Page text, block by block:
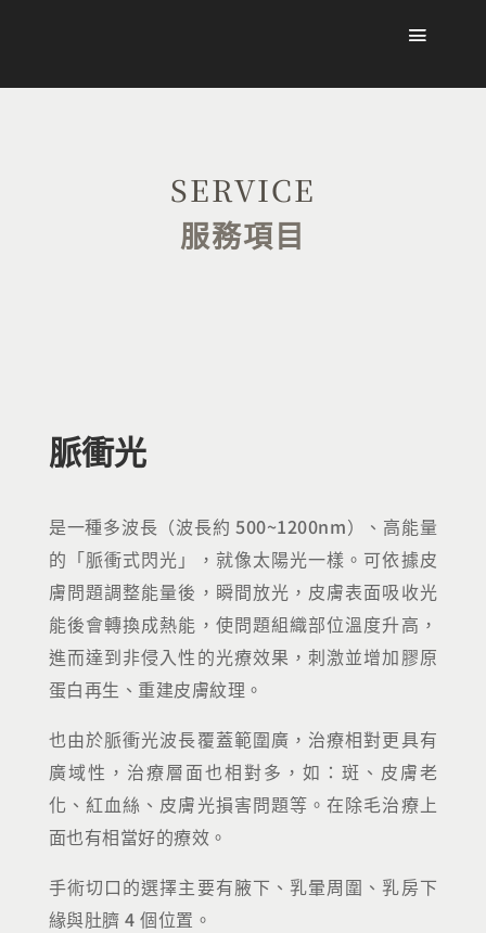
SERVICE
服務項目
脈衝光
是一種多波長（波長約 500~1200nm）、高能量
的「脈衝式閃光」，就像太陽光一樣。可依據皮
膚問題調整能量後，瞬間放光，皮膚表面吸收光
能後會轉換成熱能，使問題組織部位溫度升高，
進而達到非侵入性的光療效果，刺激並增加膠原
蛋白再生、重建皮膚紋理。
也由於脈衝光波長覆蓋範圍廣，治療相對更具有
廣域性，治療層面也相對多，如：斑、皮膚老
化、紅血絲、皮膚光損害問題等。在除毛治療上
面也有相當好的療效。
手術切口的選擇主要有腋下、乳暈周圍、乳房下
緣與肚臍 4 個位置。